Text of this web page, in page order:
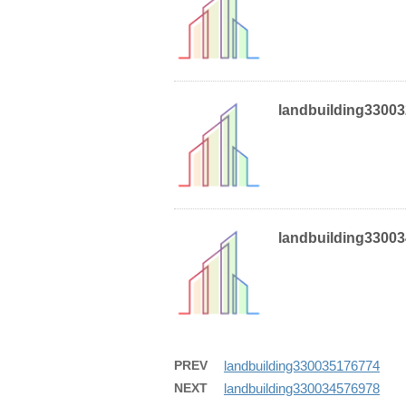
PREV landbuilding330035176774
NEXT landbuilding330034576978